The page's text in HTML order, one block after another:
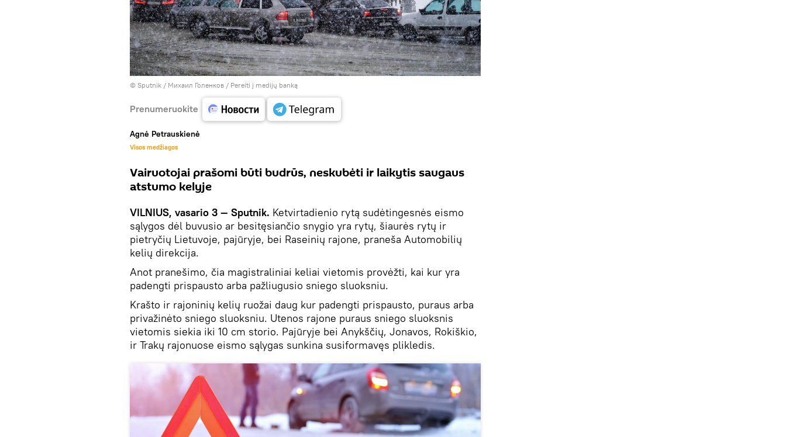
© Sputnik / Михаил Голенков / Pereiti į medijų banką
Prenumeruokite
Agnė Petrauskienė
Visos medžiagos
Vairuotojai prašomi būti budrūs, neskubėti ir laikytis saugaus
atstumo kelyje
VILNIUS, vasario 3 — Sputnik. Ketvirtadienio rytą sudėtingesnės eismo
sąlygos dėl buvusio ar besitęsiančio snygio yra rytų, šiaurės rytų ir
pietryčių Lietuvoje, pajūryje, bei Raseinių rajone, praneša Automobilių
kelių direkcija.
Anot pranešimo, čia magistraliniai keliai vietomis provėžti, kai kur yra
padengti prispausto arba pažliugusio sniego sluoksniu.
Krašto ir rajoninių kelių ruožai daug kur padengti prispausto, puraus arba
privažinėto sniego sluoksniu. Utenos rajone puraus sniego sluoksnis
vietomis siekia iki 10 cm storio. Pajūryje bei Anykščių, Jonavos, Rokiškio,
ir Trakų rajonuose eismo sąlygas sunkina susiformavęs plikledis.